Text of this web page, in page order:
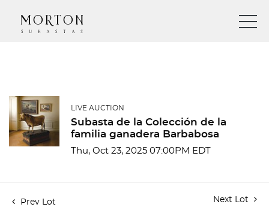
LIVE AUCTION
Subasta de la Colección de la
familia ganadera Barbabosa
Thu, Oct 23, 2025 07:00PM EDT
Prev Lot Next Lot